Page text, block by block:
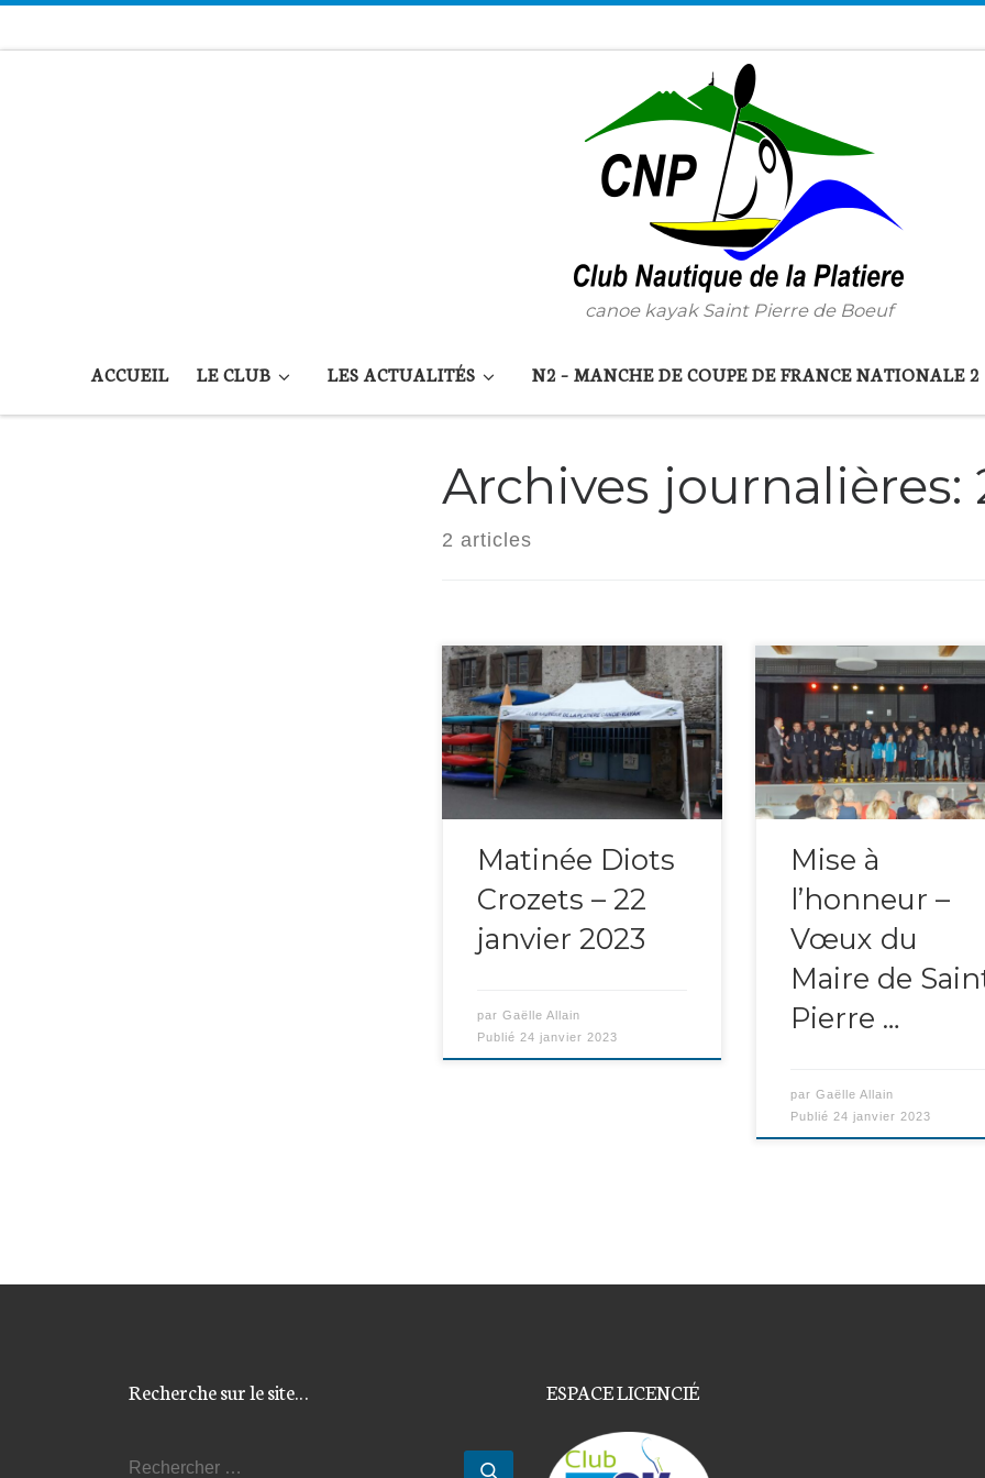
canoe kayak Saint Pierre de Boeuf
ACCUEIL LE CLUB LES ACTUALITÉS N2 – MANCHE DE COUPE DE FRANCE NATIONALE 2
Archives journalières:
2 articles
Dimanche 22 janvier se déroulait
notre traditionnelle matinée Diots
Crozets […]
Matinée Diots
Crozets – 22
janvier 2023
par Gaëlle Allain
Publié 24 janvier 2023
Samedi 7 janvier 2023, le club
nautique de la platière […]
Mise à
l’honneur –
Vœux du
Maire de
Pierre …
par Gaëlle Allain
Publié 24 janvier 2023
Recherche sur le site…
RECHERCHER Rechercher …
ESPACE LICENCIÉ